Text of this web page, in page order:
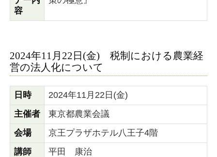
お客様の声
セミナー情報
出版・メディア実績
お問合せ
容
2024年11月22日(金) 税制における農業経
営の法人化について
日時
2024年11月22日(金)
主催者
東京都農業会議
会場
京王プラザホテル八王子4階
講師
平田 康治